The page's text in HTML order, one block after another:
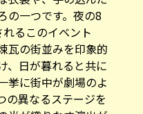
の一つです。夜の8
るこのイベント
瓦の街並みを印象的
、日が暮れると共に
挙に街中が劇場のよ
の異なるステージを